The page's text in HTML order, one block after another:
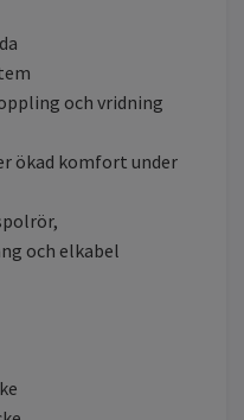
och vridning
ökad komfort under
och elkabel